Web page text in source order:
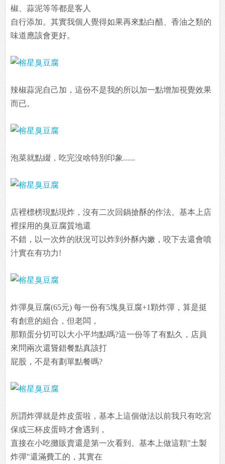
椒、蒜泥等等都是客人
自行添加。其實我個人覺得如果再來點白醋、香油之類的
味道應該會更好。
辣椒蒜泥自己加，這份不是我的所以加一點增加視覺效果
而已。
泡菜就點綴，吃完沒啥特別印象......
店裡標榜現點現炸，沒有二次回鍋搶酥的作法。基本上店
裡採用的臭豆腐質地還
不錯，以一次炸的狀況可以炸到外酥內嫩，咬下去還會噴
汁實在有功力!
炸彈臭豆腐(65元) 每一份有5塊臭豆腐+1顆炸彈，算是挺
有創意的組合，但老闆，
那顆蛋分切可以大小平均點嗎?這一份等了有點久，店員
來問兩次還聳錯餐點真該打
屁股，不是有劃單點餐嗎?
所謂炸彈就是炸皮蛋啦，基本上這個做法以前我只有吃宮
保或三杯皮蛋時才會遇到，
直接在小吃攤販賣還是第一次看到。基本上做這顆"土製
炸彈"還滿費工的，其實在